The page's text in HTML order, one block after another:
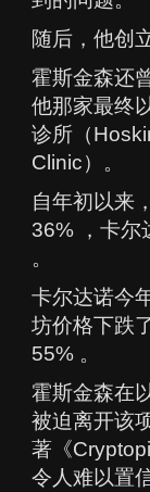
随后，他创
霍斯金森还
他那家最终
诊所（
Clinic）。
自年初以来
36% ，卡尔
。
卡尔达诺今
坊价格下跌
55% 。
霍斯金森在
被迫离开该
著《
令人难以置